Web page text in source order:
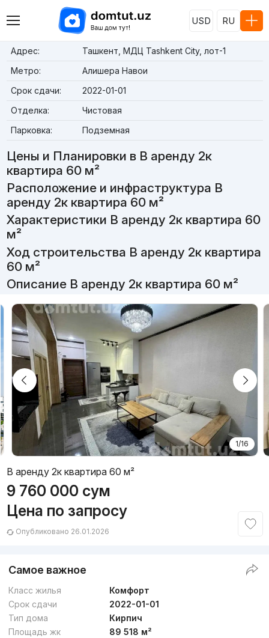
USD RU
Адрес:
Ташкент, МДЦ Tashkent City, лот-1
Метро:
Алишера Навои
Срок сдачи:
2022-01-01
Отделка:
Чистовая
Парковка:
Подземная
Цены и Планировки в В аренду 2к
квартира 60 м²
Расположение и инфраструктура В
аренду 2к квартира 60 м²
Характеристики В аренду 2к квартира 60
м²
Ход строительства В аренду 2к квартира
60 м²
Описание В аренду 2к квартира 60 м²
1/16
В аренду 2к квартира 60 м²
9 760 000 сум
Цена по запросу
Опубликовано 26.01.2026
Самое важное
Класс жилья
Комфорт
Срок сдачи
2022-01-01
Тип дома
Кирпич
Площадь жк
89 518 м²